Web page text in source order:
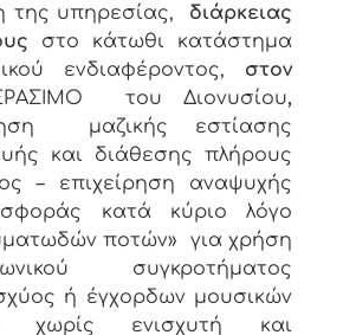
της υπηρεσίας, διάρκειας
στο κάτωθι κατάστημα
ενδιαφέροντος, στον
του Διονυσίου,
μαζικής εστίασης
και διάθεσης πλήρους
– επιχείρηση αναψυχής
κατά κύριο λόγο
ποτών» για χρήση
συγκροτήματος
ή έγχορδων μουσικών
χωρίς ενισχυτή και